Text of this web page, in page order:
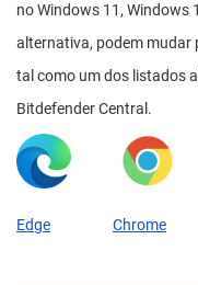
no Windows 11, Windows
alternativa, podem mudar
tal como um dos listados
Bitdefender Central.
Edge Chrome